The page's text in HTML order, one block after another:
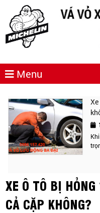
Menu
XE Ô TÔ BỊ
CẢ CẶP KHÔNG?